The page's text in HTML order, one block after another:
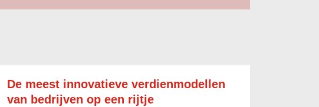
De meest innovatieve verdienmodellen
van bedrijven op een rijtje